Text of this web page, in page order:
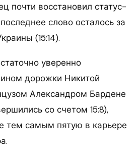
почти восстановил статус-
слово осталось за
(15:14).
уверенно
дорожки Никитой
Александром Бардене
со счетом 15:8),
тем самым пятую в карьере